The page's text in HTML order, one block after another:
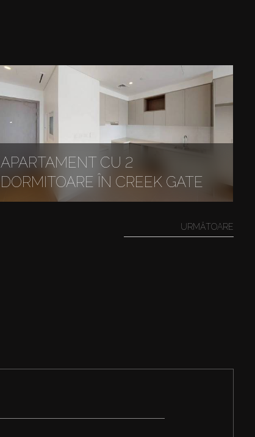
APARTAMENT CU 2
DORMITOARE ÎN CREEK GATE
URMĂTOARE